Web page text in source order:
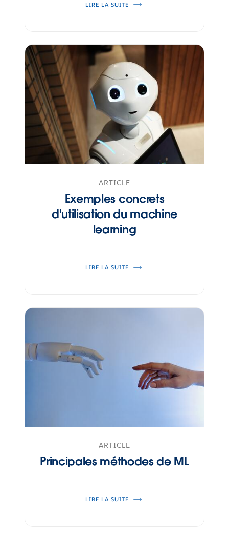
LIRE LA SUITE
ARTICLE
Exemples concrets
d'utilisation du machine
learning
LIRE LA SUITE
ARTICLE
Principales méthodes de ML
LIRE LA SUITE